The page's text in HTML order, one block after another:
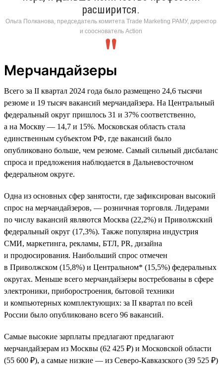
расширится.
Ольга Полканова, председатель комитета Trade Marketing РАМУ, директор
и сооснователь Action
Мерчандайзеры
Всего за II квартал 2024 года было размещено 24,6 тысячи
резюме и 19 тысяч вакансий мерчандайзера. На Центральный
федеральный округ пришлось 31 и 37% соответственно,
а на Москву — 14,7 и 15%. Московская область стала
единственным субъектом РФ, где вакансий было
опубликовано больше, чем резюме. Самый сильный дисбаланс
спроса и предложения наблюдается в Дальневосточном
федеральном округе.
Одна из основных сфер занятости, где зафиксирован высокий
спрос на мерчандайзеров, — розничная торговля. Лидерами
по числу вакансий являются Москва (22,2%) и Приволжский
федеральный округ (17,3%). Также популярна индустрия
СМИ, маркетинга, рекламы, БТЛ, PR, дизайна
и продюсирования. Наибольший спрос отмечен
в Приволжском (15,8%) и Центральном* (15,5%) федеральных
округах. Меньше всего мерчандайзеры востребованы в сфере
электроники, приборостроения, бытовой техники
и компьютерных комплектующих: за II квартал по всей
России было опубликовано всего 96 вакансий.
Самые высокие зарплаты предлагают предлагают
мерчандайзерам из Москвы (62 425 ₽) и Московской области
(55 600 ₽), а самые низкие — из Северо-Кавказского (39 525 ₽)